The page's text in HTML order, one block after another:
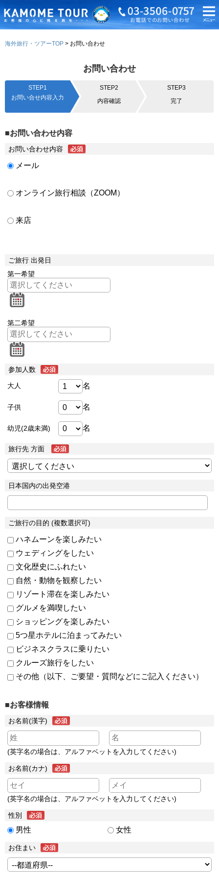
海外旅行・ツアーTOP お問い合わせ
お問い合わせ
STEP1
お問い合せ内容入力
STEP2
内容確認
STEP3
完了
■お問い合わせ内容
お問い合わせ内容
メール
オンライン旅行相談（ZOOM）
来店
ご旅行 出発日
第一希望
第二希望
参加人数
大人 名
子供 名
幼児(2歳未満) 名
旅行先 方面
日本国内の出発空港
ご旅行の目的 (複数選択可)
ハネムーンを楽しみたい
ウェディングをしたい
文化歴史にふれたい
自然・動物を観察したい
リゾート滞在を楽しみたい
グルメを満喫したい
ショッピングを楽しみたい
5つ星ホテルに泊まってみたい
ビジネスクラスに乗りたい
クルーズ旅行をしたい
その他（以下、ご要望・質問などにご記入ください）
■お客様情報
お名前(漢字)
(英字名の場合は、アルファベットを入力してください)
お名前(カナ)
(英字名の場合は、アルファベットを入力してください)
性別
男性 女性
お住まい